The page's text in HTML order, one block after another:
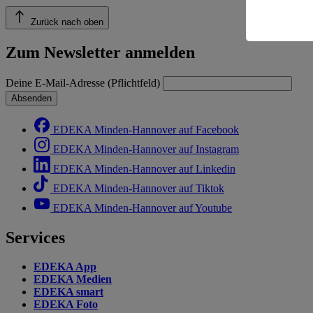
Zurück nach oben
Zum Newsletter anmelden
Deine E-Mail-Adresse (Pflichtfeld)
Absenden
EDEKA Minden-Hannover auf Facebook
EDEKA Minden-Hannover auf Instagram
EDEKA Minden-Hannover auf Linkedin
EDEKA Minden-Hannover auf Tiktok
EDEKA Minden-Hannover auf Youtube
Services
EDEKA App
EDEKA Medien
EDEKA smart
EDEKA Foto